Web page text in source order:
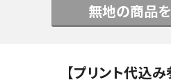
無地の商品
【プリント代込